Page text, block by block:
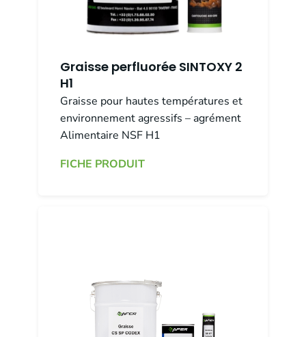
Graisse perfluorée SINTOXY 2
H1
Graisse pour hautes températures et
environnement agressifs – agrément
Alimentaire NSF H1
FICHE PRODUIT